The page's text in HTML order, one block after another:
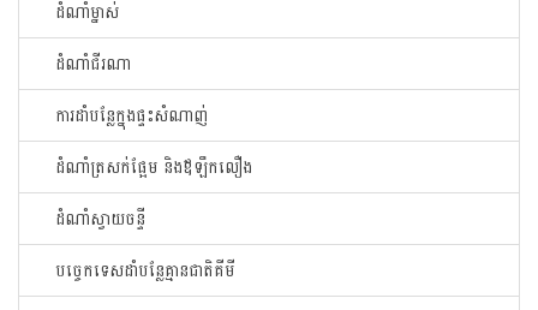
ដំណាំម្នាស់
ដំណាំជីរណា
ការដាំបន្លែក្នុងផ្ទះសំណាញ់
ដំណាំត្រសក់ផ្អែម និងឪឡឹកលឿង
ដំណាំស្វាយចន្ទី
បច្ចេកទេសដាំបន្លែគ្មានជាតិគីមី